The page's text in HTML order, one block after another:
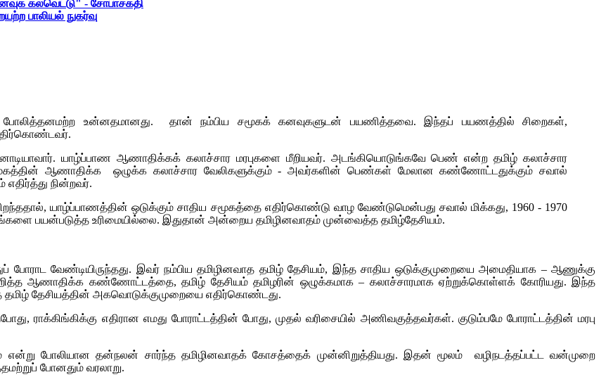
கல்வெட்டு" - சோபாசக்தி
பாலியல் நுகர்வு
போலித்தனமற்ற உன்னதமானது. தான் நம்பிய சமூகக் கனவுகளுடன் பயணித்தவை. இந்தப் பயணத்தில் சிறைகள்,
யாழ்ப்பாண ஆணாதிக்கக் கலாச்சார மரபுகளை மீறியவர். அடங்கியொடுங்கவே பெண் என்ற தமிழ் கலாச்சார
ஆணாதிக்க ஒழுக்க கலாச்சார வேலிகளுக்கும் - அவர்களின் பெண்கள் மேலான கண்ணோட்டதுக்கும் சவால்
எதிர்த்து நின்றவர்.
யாழ்ப்பாணத்தின் ஒடுக்கும் சாதிய சமூகத்தை எதிர்கொண்டு வாழ வேண்டுமென்பது சவால் மிக்கது, 1960 - 1970
பயன்படுத்த உரிமையில்லை. இதுதான் அன்றைய தமிழினவாதம் முன்வைத்த தமிழ்தேசியம்.
வேண்டியிருந்தது. இவர் நம்பிய தமிழினவாத தமிழ் தேசியம், இந்த சாதிய ஒடுக்குமுறையை அமைதியாக – ஆணுக்கு
ஆணாதிக்க கண்ணோட்டத்தை, தமிழ் தேசியம் தமிழரின் ஒழுக்கமாக – கலாச்சாரமாக ஏற்றுக்கொள்ளக் கோரியது. இந்த
தமிழ் தேசியத்தின் அகவொடுக்குமுறையை எதிர்கொண்டது.
எதிரான எமது போராட்டத்தின் போது, முதல் வரிசையில் அணிவகுத்தவர்கள். குடும்பமே போராட்டத்தின் மரபு
என்று போலியான தன்நலன் சார்ந்த தமிழினவாதக் கோசத்தைக் முன்னிறுத்தியது. இதன் மூலம் வழிநடத்தப்பட்ட வன்முறை
போனதும் வரலாறு.